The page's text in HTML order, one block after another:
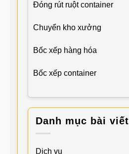
Đóng rút ruột container
Chuyển kho xưởng
Bốc xếp hàng hóa
Bốc xếp container
Danh mục bài viết
Dịch vụ